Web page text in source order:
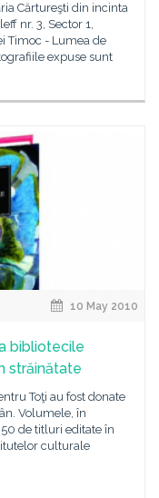
Cărtureşti din incinta
nr. 3, Sector 1,
Timoc - Lumea de
expuse sunt
10 May 2010
bibliotecile
străinătate
Toţi au fost donate
Volumele, în
de titluri editate în
culturale